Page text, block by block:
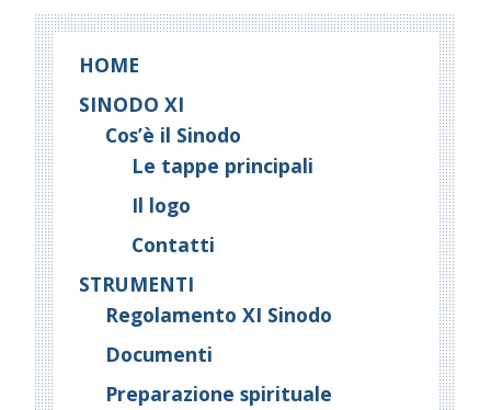
HOME
SINODO XI
Cos’è il Sinodo
Le tappe principali
Il logo
Contatti
STRUMENTI
Regolamento XI Sinodo
Documenti
Preparazione spirituale